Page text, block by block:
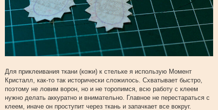
Для приклеивания ткани (кожи) к стельке я использую Момент
Кристалл, как-то так исторически сложилось. Схватывает быстро,
поэтому не ловим ворон, но и не торопимся, всю работу с клеем
нужно делать аккуратно и внимательно. Главное не перестараться с
клеем, иначе он проступит через ткань и запачкает все вокруг.